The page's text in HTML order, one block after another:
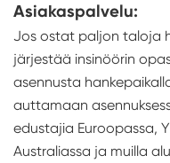
Asiakaspalvelu:
Jos ostat paljon taloja
järjestää insinöörin
asennusta
auttamaan
edustajia Euroopassa,
Australiassa ja muilla